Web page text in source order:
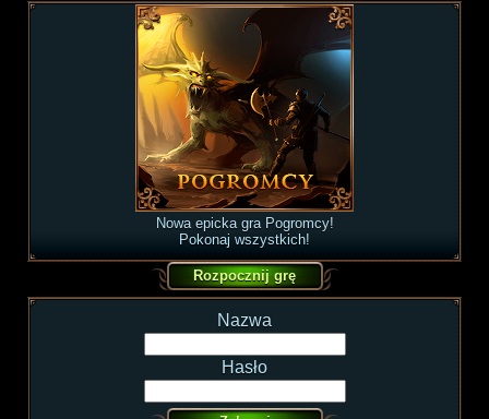
Nowa epicka gra Pogromcy!
Pokonaj wszystkich!
Nazwa
Hasło